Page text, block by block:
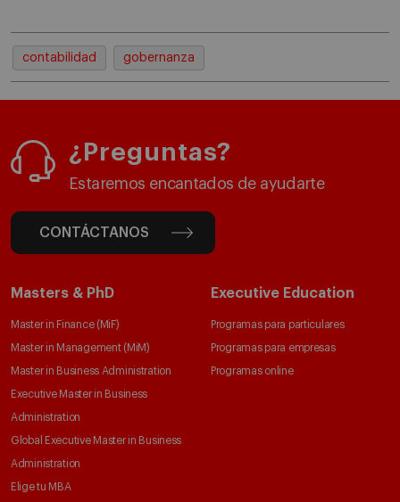
contabilidad gobernanza
¿Preguntas?
Estaremos encantados de ayudarte
CONTÁCTANOS
Masters & PhD
Master in Finance (MiF)
Master in Management (MiM)
Master in Business Administration
Executive Master in Business
Administration
Global Executive Master in Business
Administration
Elige tu MBA
Executive Education
Programas para particulares
Programas para empresas
Programas online